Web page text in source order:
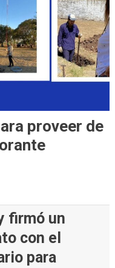
proveer de
firmó un
con el
para